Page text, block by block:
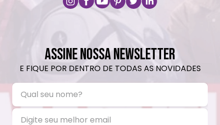
ASSINE NOSSA NEWSLETTER
E FIQUE POR DENTRO DE TODAS AS NOVIDADES